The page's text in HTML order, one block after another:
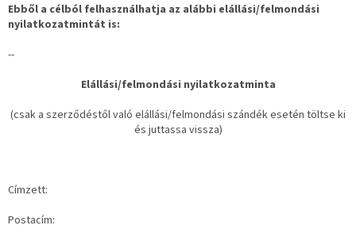
Ebből a célból felhasználhatja az alábbi elállási/felmondási
nyilatkozatmintát is:
--
Elállási/felmondási nyilatkozatminta
(csak a szerződéstől való elállási/felmondási szándék esetén töltse ki
és juttassa vissza)
Címzett:
Postacím: